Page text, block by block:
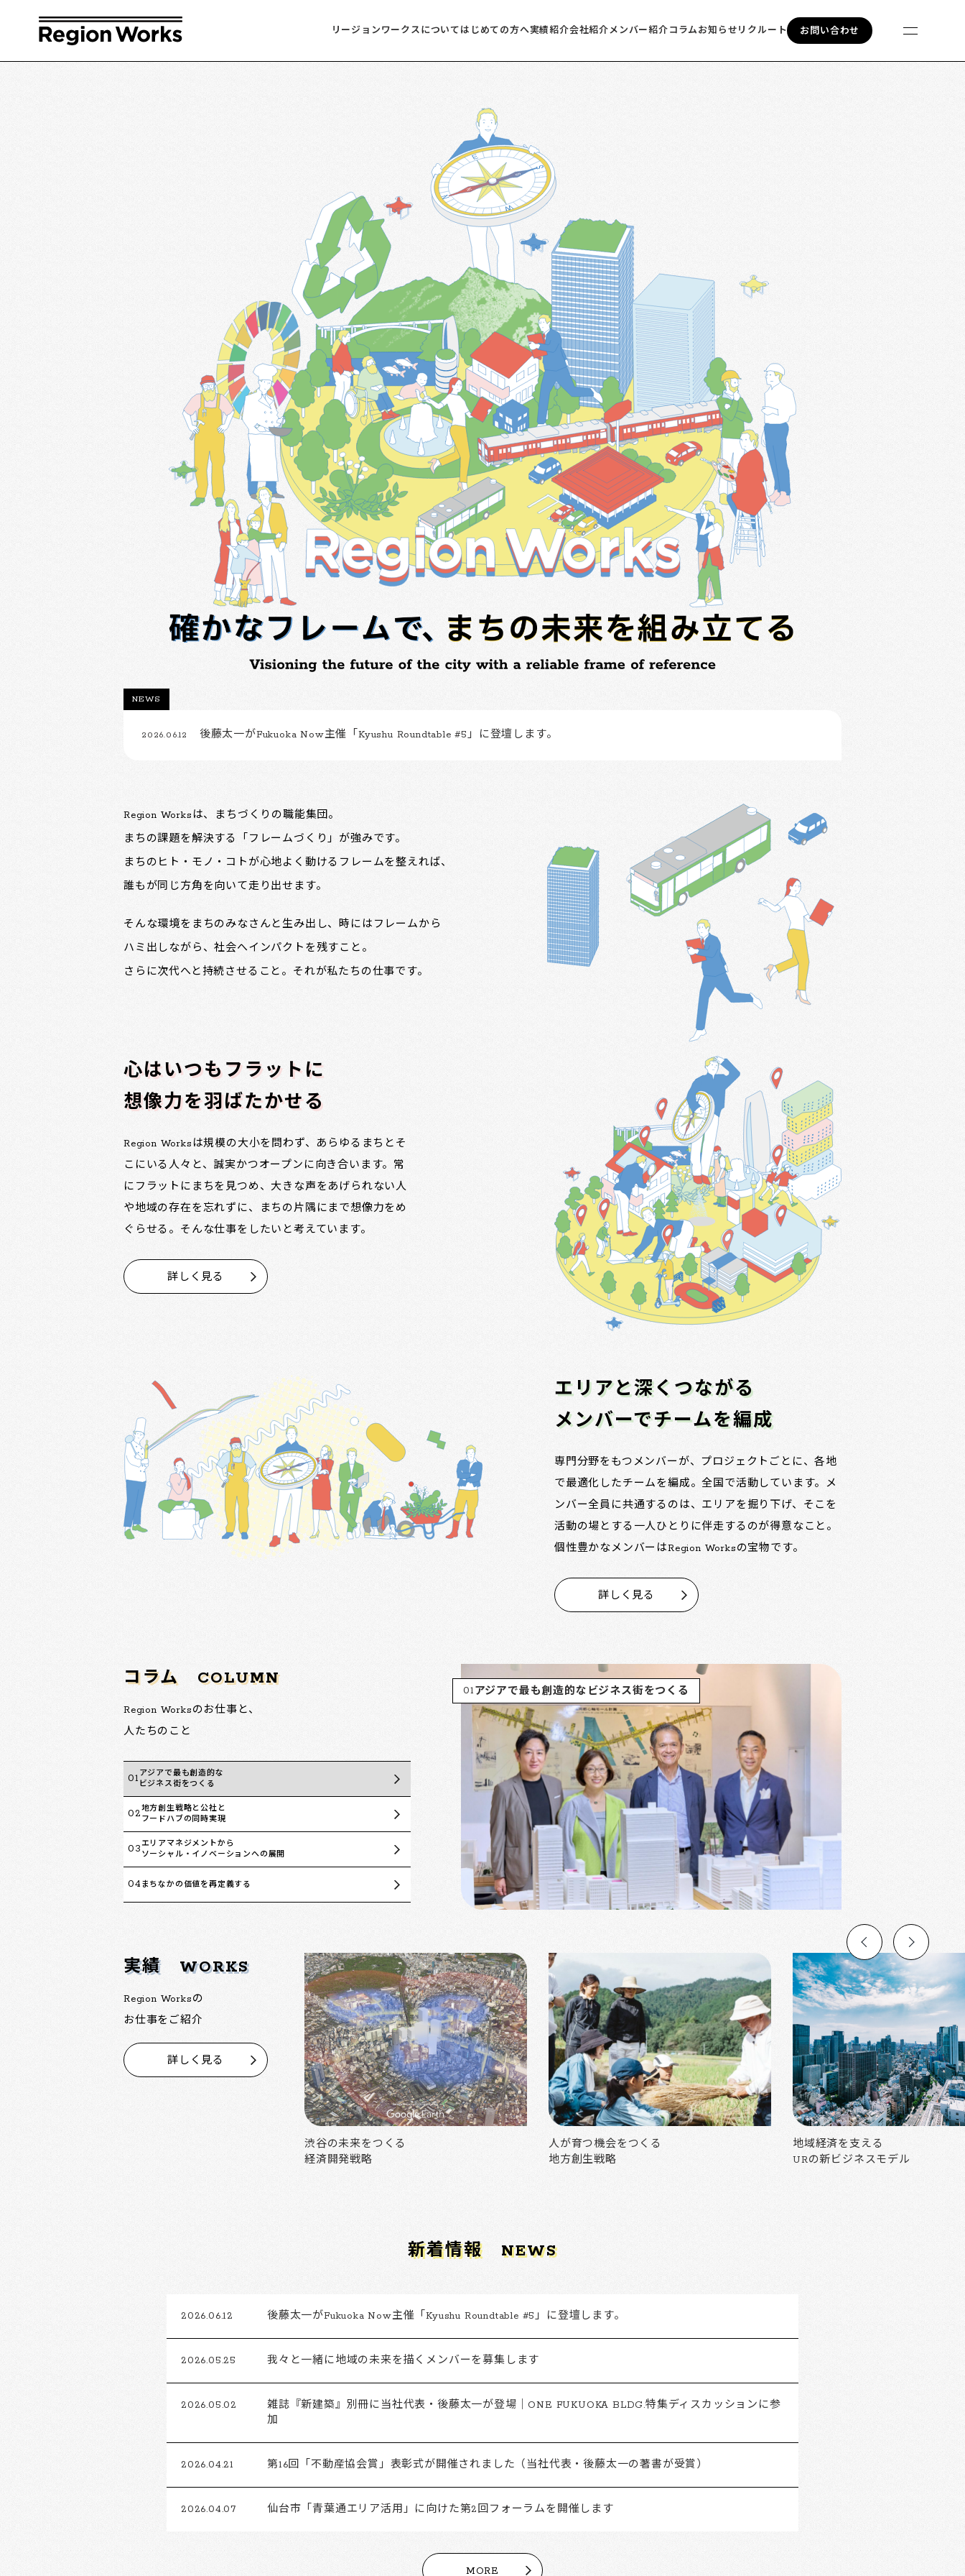
リージョンワークスについて はじめての方へ実績紹介会社紹介メンバー紹介 コラムお知らせ リクルート お問い合わせ
NEWS
2026.06.12 後藤太一がFukuoka Now主催「Kyushu Roundtable #5」に登壇します。
Region Worksは、まちづくりの職能集団。
まちの課題を解決する「フレームづくり」が強みです。
まちのヒト・モノ・コトが心地よく動けるフレームを整えれば、
誰もが同じ方角を向いて走り出せます。
そんな環境をまちのみなさんと生み出し、時にはフレームから
ハミ出しながら、社会へインパクトを残すこと。
さらに次代へと持続させること。それが私たちの仕事です。
心はいつもフラットに
想像力を羽ばたかせる
Region Worksは規模の大小を問わず、あらゆるまちとそ
こにいる人々と、誠実かつオープンに向き合います。常
にフラットにまちを見つめ、大きな声をあげられない人
や地域の存在を忘れずに、まちの片隅にまで想像力をめ
ぐらせる。そんな仕事をしたいと考えています。
詳しく見る
エリアと深くつながる
メンバーでチームを編成
専門分野をもつメンバーが、プロジェクトごとに、各地
で最適化したチームを編成。全国で活動しています。メ
ンバー全員に共通するのは、エリアを掘り下げ、そこを
活動の場とする一人ひとりに伴走するのが得意なこと。
個性豊かなメンバーはRegion Worksの宝物です。
詳しく見る
コラム COLUMN
Region Worksのお仕事と、
人たちのこと
01 アジアで最も創造的な
ビジネス街をつくる
02地方創生戦略と公社と
フードハブの同時実現
03 エリアマネジメントから
ソーシャル・イノベーションへの展開
04 まちなかの価値を再定義する
01アジアで最も創造的なビジネス街をつくる
実績 WORKS
Region Worksの
お仕事をご紹介
詳しく見る
渋谷の未来をつくる
経済開発戦略
人が育つ機会をつくる
地方創生戦略
地域経済を支える
URの新ビジネスモデル
新着情報 NEWS
2026.06.12 後藤太一がFukuoka Now主催「Kyushu Roundtable #5」に登壇します。
2026.05.25 我々と一緒に地域の未来を描くメンバーを募集します
2026.05.02
雑誌『新建築』別冊に当社代表・後藤太一が登場｜ONE FUKUOKA BLDG.特集ディスカッションに参
加
2026.04.21 第16回「不動産協会賞」表彰式が開催されました（当社代表・後藤太一の著書が受賞）
2026.04.07 仙台市「青葉通エリア活用」に向けた第2回フォーラムを開催します
MORE